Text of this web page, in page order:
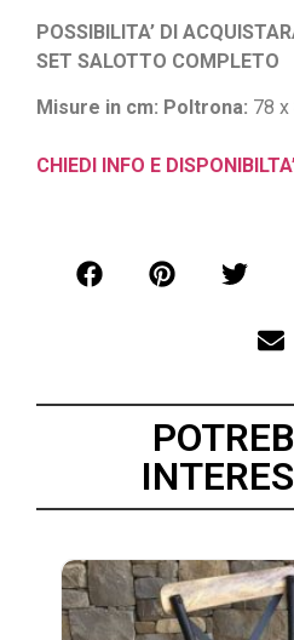
POSSIBILITA’ DI
SET SALOTTO COMPLETO
Misure in cm: Poltrona: 78
CHIEDI INFO E